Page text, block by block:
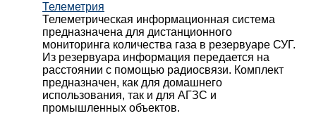
Телеметрия
Телеметрическая информационная система
предназначена для дистанционного
мониторинга количества газа в резервуаре СУГ.
Из резервуара информация передается на
расстоянии с помощью радиосвязи. Комплект
предназначен, как для домашнего
использования, так и для АГЗС и
промышленных объектов.